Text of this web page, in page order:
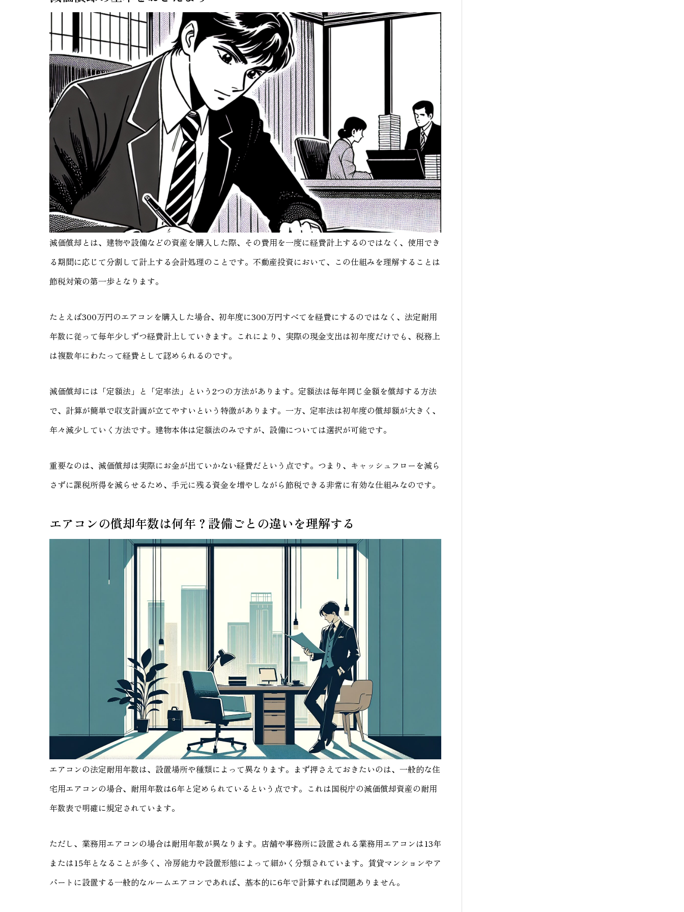
減価償却とは、建物や設備などの資産を購入した際、その費用を一度に経費計上するのではなく、使用でき
る期間に応じて分割して計上する会計処理のことです。不動産投資において、この仕組みを理解することは
節税対策の第一歩となります。
たとえば300万円のエアコンを購入した場合、初年度に300万円すべてを経費にするのではなく、法定耐用
年数に従って毎年少しずつ経費計上していきます。これにより、実際の現金支出は初年度だけでも、税務上
は複数年にわたって経費として認められるのです。
減価償却には「定額法」と「定率法」という2つの方法があります。定額法は毎年同じ金額を償却する方法
で、計算が簡単で収支計画が立てやすいという特徴があります。一方、定率法は初年度の償却額が大きく、
年々減少していく方法です。建物本体は定額法のみですが、設備については選択が可能です。
重要なのは、減価償却は実際にお金が出ていかない経費だという点です。つまり、キャッシュフローを減ら
さずに課税所得を減らせるため、手元に残る資金を増やしながら節税できる非常に有効な仕組みなのです。
エアコンの償却年数は何年？設備ごとの違いを理解する
エアコンの法定耐用年数は、設置場所や種類によって異なります。まず押さえておきたいのは、一般的な住
宅用エアコンの場合、耐用年数は6年と定められているという点です。これは国税庁の減価償却資産の耐用
年数表で明確に規定されています。
ただし、業務用エアコンの場合は耐用年数が異なります。店舗や事務所に設置される業務用エアコンは13年
または15年となることが多く、冷房能力や設置形態によって細かく分類されています。賃貸マンションやア
パートに設置する一般的なルームエアコンであれば、基本的に6年で計算すれば問題ありません。